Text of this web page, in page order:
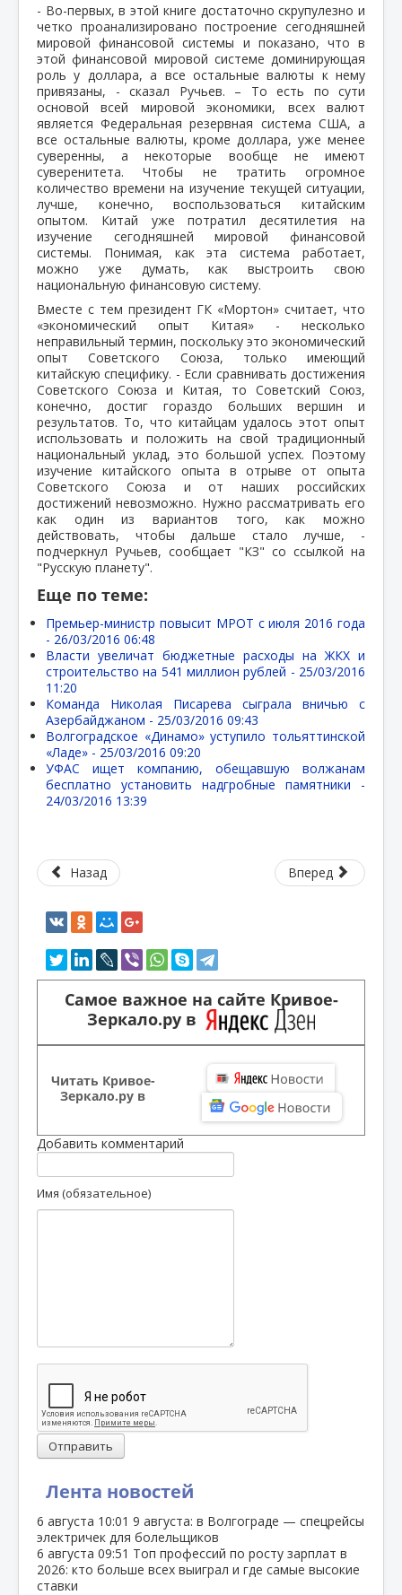
Лента новостей
6 августа 10:01 9 августа: в Волгограде — спецрейсы
электричек для болельщиков
6 августа 09:51 Топ профессий по росту зарплат в
2026: кто больше всех выиграл и где самые высокие
ставки
- Во-первых, в этой книге достаточно скрупулезно и
четко проанализировано построение сегодняшней
мировой финансовой системы и показано, что в
этой финансовой мировой системе доминирующая
роль у доллара, а все остальные валюты к нему
привязаны, - сказал Ручьев. – То есть по сути
основой всей мировой экономики, всех валют
является Федеральная резервная система США, а
все остальные валюты, кроме доллара, уже менее
суверенны, а некоторые вообще не имеют
суверенитета. Чтобы не тратить огромное
количество времени на изучение текущей ситуации,
лучше, конечно, воспользоваться китайским
опытом. Китай уже потратил десятилетия на
изучение сегодняшней мировой финансовой
системы. Понимая, как эта система работает,
можно уже думать, как выстроить свою
национальную финансовую систему.
Вместе с тем президент ГК «Мортон» считает, что
«экономический опыт Китая» - несколько
неправильный термин, поскольку это экономический
опыт Советского Союза, только имеющий
китайскую специфику. - Если сравнивать достижения
Советского Союза и Китая, то Советский Союз,
конечно, достиг гораздо больших вершин и
результатов. То, что китайцам удалось этот опыт
использовать и положить на свой традиционный
национальный уклад, это большой успех. Поэтому
изучение китайского опыта в отрыве от опыта
Советского Союза и от наших российских
достижений невозможно. Нужно рассматривать его
как один из вариантов того, как можно
действовать, чтобы дальше стало лучше, -
подчеркнул Ручьев, сообщает "КЗ" со ссылкой на
"Русскую планету".
Еще по теме:
Премьер-министр повысит МРОТ с июля 2016 года
- 26/03/2016 06:48
Власти увеличат бюджетные расходы на ЖКХ и
строительство на 541 миллион рублей - 25/03/2016
11:20
Команда Николая Писарева сыграла вничью с
Азербайджаном - 25/03/2016 09:43
Волгоградское «Динамо» уступило тольяттинской
«Ладе» - 25/03/2016 09:20
УФАС ищет компанию, обещавшую волжанам
бесплатно установить надгробные памятники -
24/03/2016 13:39
Назад Вперед
Самое важное на сайте Кривое-
Зеркало.ру в
Читать Кривое-
Зеркало.ру в
Добавить комментарий
Имя (обязательное)
Отправить